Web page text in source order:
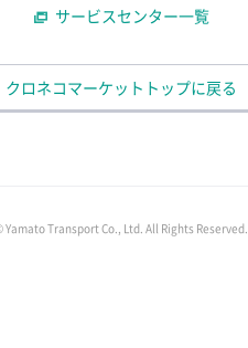
サービスセンター一覧
クロネコマーケットトップに戻る
Yamato Transport Co., Ltd. All Rights Reserved.